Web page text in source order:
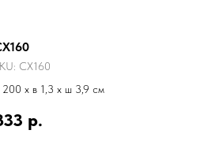
CX160
200 x в 1,3 x ш 3,9 см
р.